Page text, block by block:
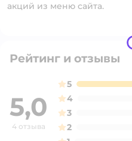
акций из меню сайта.
Рейтинг и отзывы
5,0
4 отзыва
5
4
3
2